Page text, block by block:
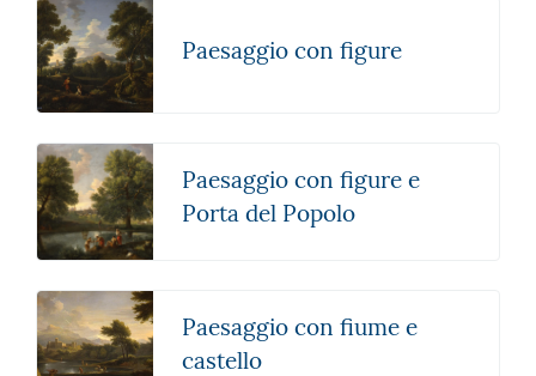
Paesaggio con figure
Paesaggio con figure e
Porta del Popolo
Paesaggio con fiume e
castello